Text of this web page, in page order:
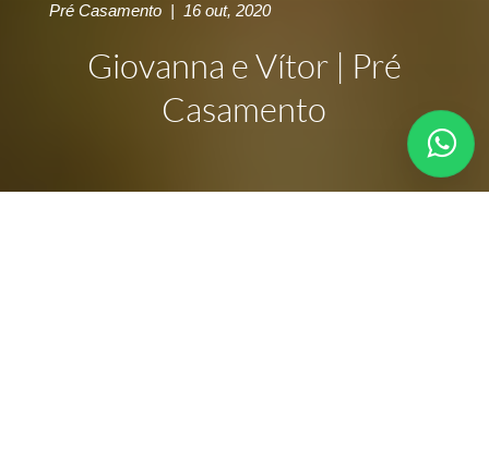
Pré Casamento| 16 out, 2020
Giovanna e Vítor | Pré
Casamento